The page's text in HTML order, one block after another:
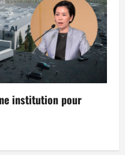
institution pour